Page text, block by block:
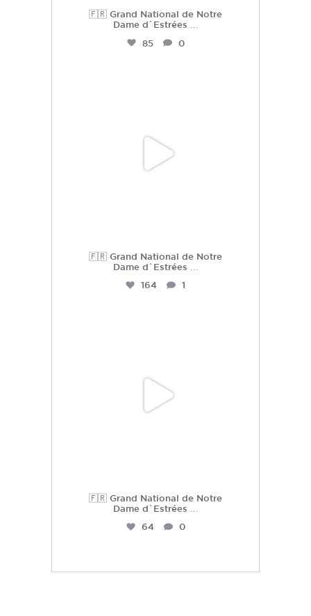
🇫🇷 Grand National de Notre
Dame d`Estrées ...
85
0
🇫🇷 Grand National de Notre
Dame d`Estrées
164
1
🇫🇷 Grand National de Notre
Dame d`Estrées
64
0